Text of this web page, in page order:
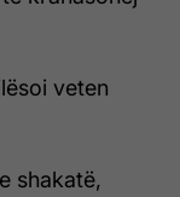
veten
shakatë,